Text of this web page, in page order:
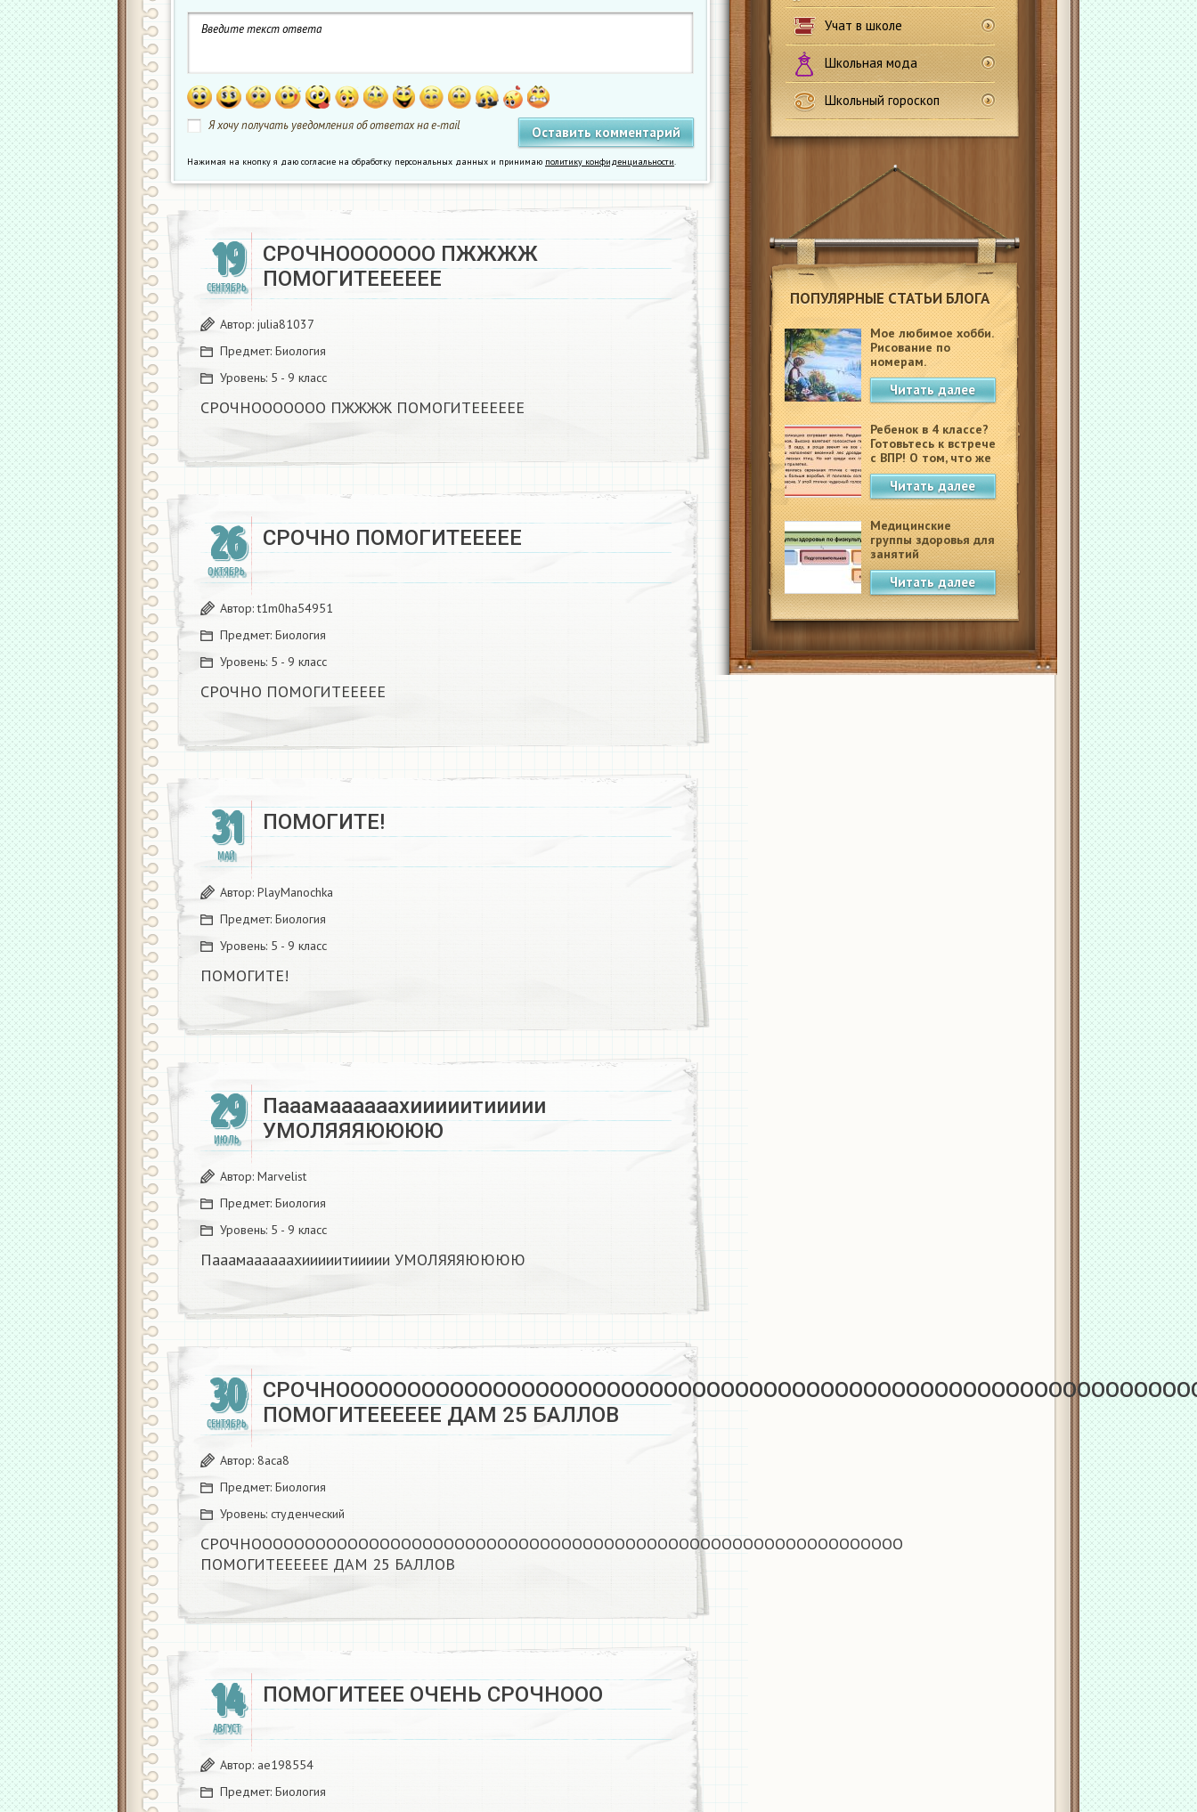
Учат в школе
Школьная мода
Школьный гороскоп
ПОПУЛЯРНЫЕ СТАТЬИ БЛОГА
Мое любимое хобби.
Рисование по
номерам.
Читать далее
Ребенок в 4 классе?
Готовьтесь к встрече
с ВПР! О том, что же
это такое.
Читать далее
Медицинские
группы здоровья для
занятий
физкультурой в
школеЧитать далее
Я хочу получать уведомления об ответах на e-mail
Нажимая на кнопку я даю согласие на обработку персональных данных и принимаю политику конфиденциальности.
19
СЕНТЯБРЬ
СРОЧНООООООО ПЖЖЖЖ
ПОМОГИТЕЕЕЕЕЕ​
Автор: julia81037
Предмет: Биология
Уровень: 5 - 9 класс
СРОЧНООООООО ПЖЖЖЖ ПОМОГИТЕЕЕЕЕЕ​
26
ОКТЯБРЬ
СРОЧНО ПОМОГИТЕЕЕЕЕ​
Автор:t1m0ha54951
Предмет: Биология
Уровень: 5 - 9 класс
СРОЧНО ПОМОГИТЕЕЕЕЕ​
31
МАЙ
ПОМОГИТЕ!​
Автор: PlayManochka
Предмет: Биология
Уровень: 5 - 9 класс
ПОМОГИТЕ!​
29
ИЮЛЬ
Пааамаааааахииииитиииии
УМОЛЯЯЯЮЮЮЮ​
Автор: Marvelist
Предмет: Биология
Уровень: 5 - 9 класс
Пааамаааааахииииитиииии УМОЛЯЯЯЮЮЮЮ​
30
СЕНТЯБРЬ
ПОМОГИТЕЕЕЕЕЕ ДАМ 25 БАЛЛОВ​
Автор: 8aca8
Предмет: Биология
Уровень: студенческий
СРОЧНООООООООООООООООООООООООООООООООООООООООООООООООООООООООООООО
ПОМОГИТЕЕЕЕЕЕ ДАМ 25 БАЛЛОВ​
14
АВГУСТ
ПОМОГИТЕЕЕ ОЧЕНЬ СРОЧНООО ​
Автор: ae198554
Предмет: Биология